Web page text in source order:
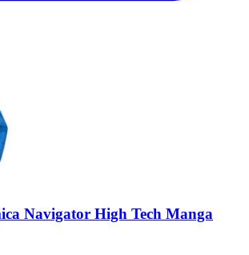
Navigator High Tech Manga